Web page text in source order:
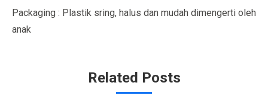
Packaging : Plastik sring, halus dan mudah dimengerti oleh
anak
Related Posts